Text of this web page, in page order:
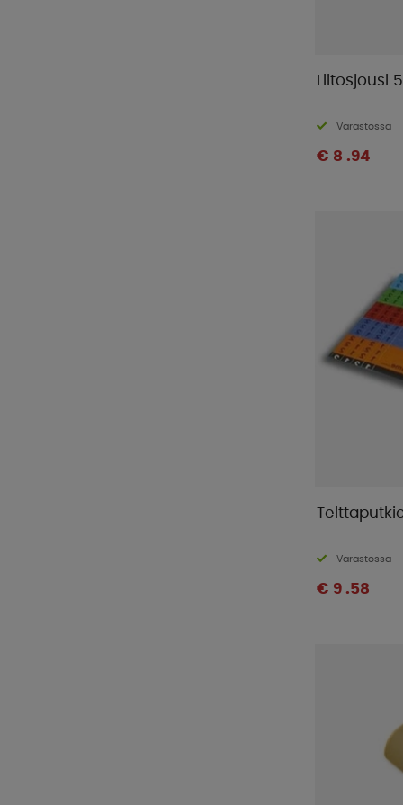
Liitosjousi
Varastossa
€ 8 .94
Varastossa
€ 9 .58